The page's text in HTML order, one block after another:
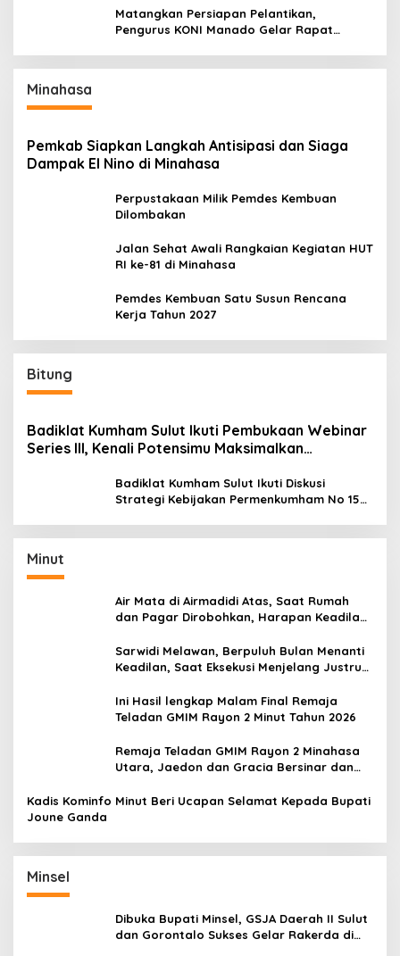
Matangkan Persiapan Pelantikan,
Pengurus KONI Manado Gelar Rapat
Minahasa
Pemkab Siapkan Langkah Antisipasi dan Siaga
Dampak El Nino di Minahasa
Perpustakaan Milik Pemdes Kembuan
Dilombakan
Jalan Sehat Awali Rangkaian Kegiatan HUT
RI ke-81 di Minahasa
Pemdes Kembuan Satu Susun Rencana
Kerja Tahun 2027
Bitung
Badiklat Kumham Sulut Ikuti Pembukaan Webinar
Series III, Kenali Potensimu Maksimalkan
Badiklat Kumham Sulut Ikuti Diskusi
Strategi Kebijakan Permenkumham No 15
Minut
Air Mata di Airmadidi Atas, Saat Rumah
dan Pagar Dirobohkan, Harapan Keadilan
Sarwidi Melawan, Berpuluh Bulan Menanti
Keadilan, Saat Eksekusi Menjelang Justru
Ini Hasil lengkap Malam Final Remaja
Teladan GMIM Rayon 2 Minut Tahun 2026
Remaja Teladan GMIM Rayon 2 Minahasa
Utara, Jaedon dan Gracia Bersinar dan
Kadis Kominfo Minut Beri Ucapan Selamat Kepada Bupati
Joune Ganda
Minsel
Dibuka Bupati Minsel, GSJA Daerah II Sulut
dan Gorontalo Sukses Gelar Rakerda di